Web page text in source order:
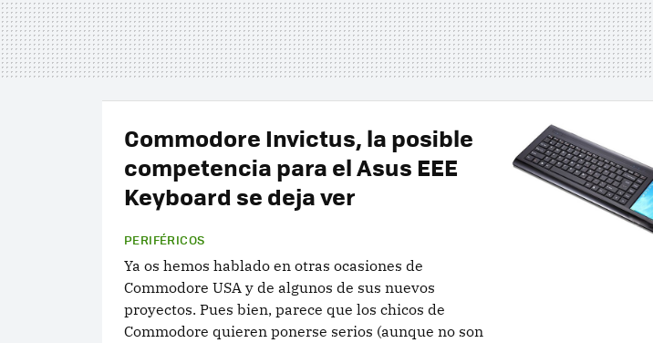
Commodore Invictus, la posible
competencia para el Asus EEE
Keyboard se deja ver
PERIFÉRICOS
Ya os hemos hablado en otras ocasiones de
Commodore USA y de algunos de sus nuevos
proyectos. Pues bien, parece que los chicos de
Commodore quieren ponerse serios (aunque no son